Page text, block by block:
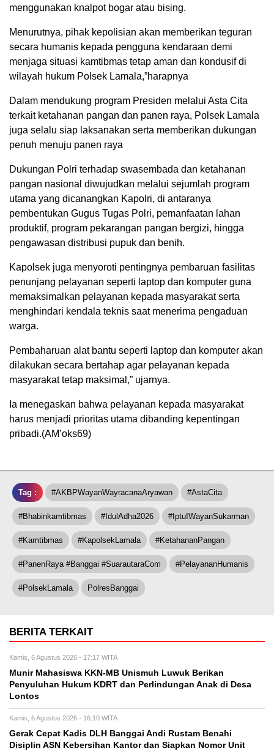
menggunakan knalpot bogar atau bising.
Menurutnya, pihak kepolisian akan memberikan teguran
secara humanis kepada pengguna kendaraan demi
menjaga situasi kamtibmas tetap aman dan kondusif di
wilayah hukum Polsek Lamala,”harapnya
Dalam mendukung program Presiden melalui Asta Cita
terkait ketahanan pangan dan panen raya, Polsek Lamala
juga selalu siap laksanakan serta memberikan dukungan
penuh menuju panen raya
Dukungan Polri terhadap swasembada dan ketahanan
pangan nasional diwujudkan melalui sejumlah program
utama yang dicanangkan Kapolri, di antaranya
pembentukan Gugus Tugas Polri, pemanfaatan lahan
produktif, program pekarangan pangan bergizi, hingga
pengawasan distribusi pupuk dan benih.
Kapolsek juga menyoroti pentingnya pembaruan fasilitas
penunjang pelayanan seperti laptop dan komputer guna
memaksimalkan pelayanan kepada masyarakat serta
menghindari kendala teknis saat menerima pengaduan
warga.
Pembaharuan alat bantu seperti laptop dan komputer akan
dilakukan secara bertahap agar pelayanan kepada
masyarakat tetap maksimal,” ujarnya.
Ia menegaskan bahwa pelayanan kepada masyarakat
harus menjadi prioritas utama dibanding kepentingan
pribadi.(AM’oks69)
Tag : #AKBPWayanWayracanaAryawan #AstaCita
#Bhabinkamtibmas #IdulAdha2026 #IptuIWayanSukarman
#Kamtibmas #KapolsekLamala #KetahananPangan
#PanenRaya #Banggai #SuarautaraCom #PelayananHumanis
#PolsekLamala PolresBanggai
BERITA TERKAIT
Kamis, 6 Agustus 2026 - 17:17 WITA
Munir Mahasiswa KKN-MB Unismuh Luwuk Berikan
Penyuluhan Hukum KDRT dan Perlindungan Anak di Desa
Lontos
Kamis, 6 Agustus 2026 - 16:10 WITA
Gerak Cepat Kadis DLH Banggai Andi Rustam Benahi
Disiplin ASN Kebersihan Kantor dan Siapkan Nomor Unit